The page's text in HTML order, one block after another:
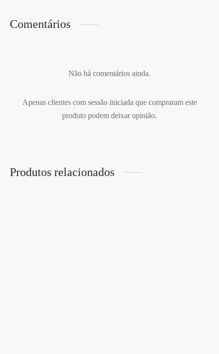
Comentários
Não há comentários ainda.
Apenas clientes com sessão iniciada que compraram este
produto podem deixar opinião.
Produtos relacionados